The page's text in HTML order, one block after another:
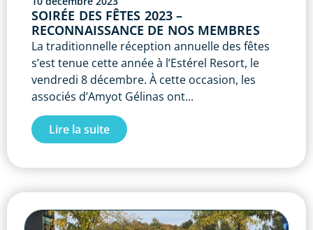
SOIRÉE DES FÊTES 2023 –
RECONNAISSANCE DE NOS MEMBRES
La traditionnelle réception annuelle des fêtes
s’est tenue cette année à l’Estérel Resort, le
vendredi 8 décembre. À cette occasion, les
associés d’Amyot Gélinas ont...
Lire la suite